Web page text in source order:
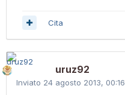
Cita
uruz92
Inviato 24 agosto 2013, 00:16